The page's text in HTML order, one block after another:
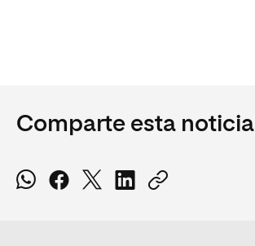
Comparte esta noticia